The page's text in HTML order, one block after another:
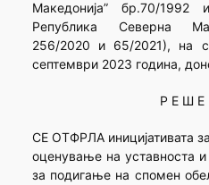
Македонија” бр.70/
Република Северна
256/2020 и 65/2021), на
септември 2023 година,
Р Е Ш Е
СЕ ОТФРЛА иницијативата
оценување на уставноста
за подигање на спомен